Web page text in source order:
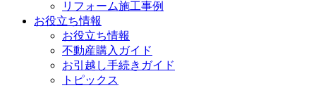
リフォーム施工事例
お役立ち情報
お役立ち情報
不動産購入ガイド
お引越し手続きガイド
トピックス